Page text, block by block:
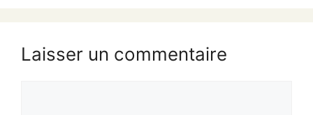
Laisser un commentaire